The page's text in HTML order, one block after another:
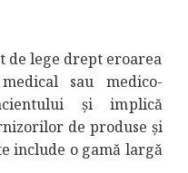
de lege drept eroarea
sau medico-
și implică
de produse și
include o gamă largă